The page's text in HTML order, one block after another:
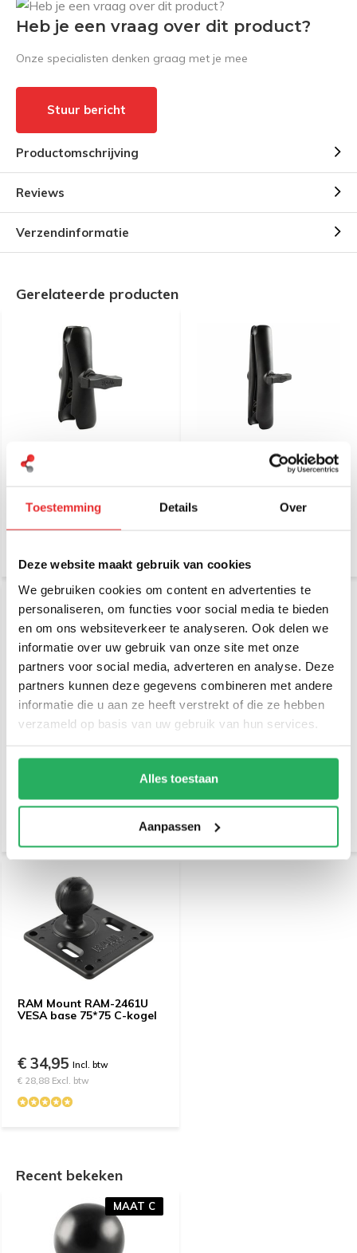
Toestemming Details Over
Deze website maakt gebruik van cookies
We gebruiken cookies om content en advertenties te
personaliseren, om functies voor social media te bieden
en om ons websiteverkeer te analyseren. Ook delen we
informatie over uw gebruik van onze site met onze
partners voor social media, adverteren en analyse. Deze
partners kunnen deze gegevens combineren met andere
informatie die u aan ze heeft verstrekt of die ze hebben
verzameld op basis van uw gebruik van hun services.
Alles toestaan
Aanpassen
Heb je een vraag over dit product?
Onze specialisten denken graag met je mee
Stuur bericht
Productomschrijving
Reviews
Verzendinformatie
Gerelateerde producten
RAM Mount RAM-201U
montage klemarm C-maat
aluminium
€ 36,95Incl. btw
€ 30,54 Excl. btw
RAM Mount Ram-201U-D
montage klem aluminium
€ 69,95
Incl. btw
RAM Mount RAM-201U-B
€ 28,88 Excl. btw
RAM Mount aluminium C-
€ 21,95
€ 18,14 Excl. btw
RAM Mount RAM-2461U
VESA base 75*75 C-kogel
€ 34,95 Incl. btw
€ 28,88 Excl. btw
Recent bekeken
MAAT C